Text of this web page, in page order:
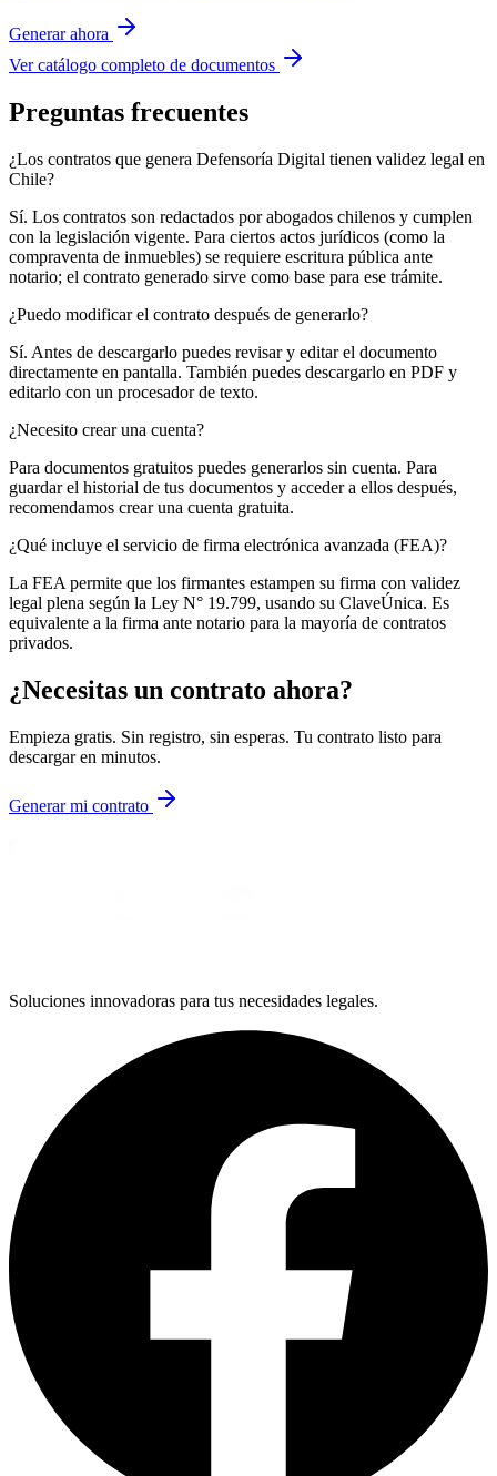
Generar ahora
Ver catálogo completo de documentos
Preguntas frecuentes
¿Los contratos que genera Defensoría Digital tienen validez legal en
Chile?
Sí. Los contratos son redactados por abogados chilenos y cumplen
con la legislación vigente. Para ciertos actos jurídicos (como la
compraventa de inmuebles) se requiere escritura pública ante
notario; el contrato generado sirve como base para ese trámite.
¿Puedo modificar el contrato después de generarlo?
Sí. Antes de descargarlo puedes revisar y editar el documento
directamente en pantalla. También puedes descargarlo en PDF y
editarlo con un procesador de texto.
¿Necesito crear una cuenta?
Para documentos gratuitos puedes generarlos sin cuenta. Para
guardar el historial de tus documentos y acceder a ellos después,
recomendamos crear una cuenta gratuita.
¿Qué incluye el servicio de firma electrónica avanzada (FEA)?
La FEA permite que los firmantes estampen su firma con validez
legal plena según la Ley N° 19.799, usando su ClaveÚnica. Es
equivalente a la firma ante notario para la mayoría de contratos
privados.
¿Necesitas un contrato ahora?
Empieza gratis. Sin registro, sin esperas. Tu contrato listo para
descargar en minutos.
Generar mi contrato
Soluciones innovadoras para tus necesidades legales.